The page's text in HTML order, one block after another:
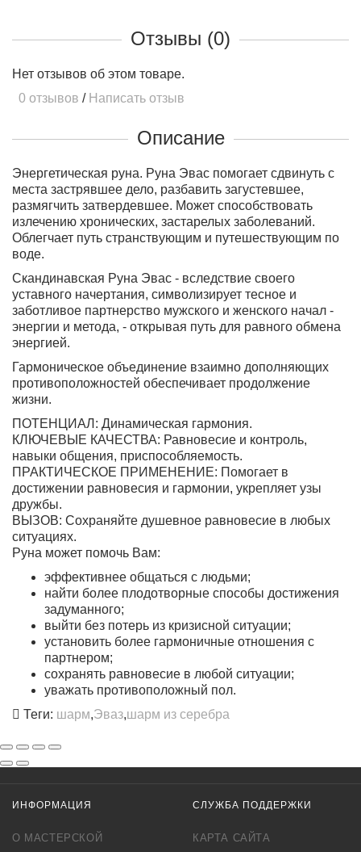
Отзывы (0)
Нет отзывов об этом товаре.
0 отзывов / Написать отзыв
Описание
Энергетическая руна. Руна Эвас помогает сдвинуть с
места застрявшее дело, разбавить загустевшее,
размягчить затвердевшее. Может способствовать
излечению хронических, застарелых заболеваний.
Облегчает путь странствующим и путешествующим по
воде.
Скандинавская Руна Эвас - вследствие своего
уставного начертания, символизирует тесное и
заботливое партнерство мужского и женского начал -
энергии и метода, - открывая путь для равного обмена
энергией.
Гармоническое объединение взаимно дополняющих
противоположностей обеспечивает продолжение
жизни.
ПОТЕНЦИАЛ: Динамическая гармония.
КЛЮЧЕВЫЕ КАЧЕСТВА: Равновесие и контроль,
навыки общения, приспособляемость.
ПРАКТИЧЕСКОЕ ПРИМЕНЕНИЕ: Помогает в
достижении равновесия и гармонии, укрепляет узы
дружбы.
ВЫЗОВ: Сохраняйте душевное равновесие в любых
ситуациях.
Руна может помочь Вам:
эффективнее общаться с людьми;
найти более плодотворные способы достижения
задуманного;
выйти без потерь из кризисной ситуации;
установить более гармоничные отношения с
партнером;
сохранять равновесие в любой ситуации;
уважать противоположный пол.
Теги: шарм,Эваз,шарм из серебра
ИНФОРМАЦИЯ
О МАСТЕРСКОЙ
СЛУЖБА ПОДДЕРЖКИ
КАРТА САЙТА